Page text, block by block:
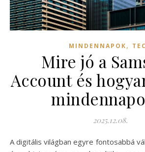
MINDENNAPOK,
Mire jó a
Account és
2025.12.08.
A digitális világban egyre fontosabbá válik, hogy könnyedén